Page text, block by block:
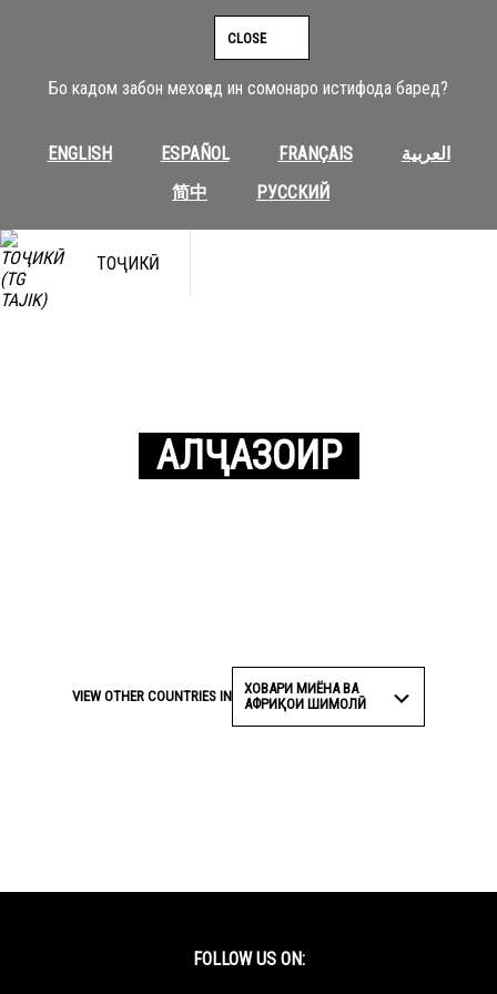
Бо кадом забон мехоҳед ин сомонаро истифода баред?
ENGLISH ESPAÑOL FRANÇAIS
العربية
简中
РУССКИЙ
CLOSE
ТОҶИКӢ
АЛҶАЗОИР
VIEW OTHER COUNTRIES IN
ХОВАРИ МИЁНА ВА
АФРИҚОИ ШИМОЛӢ
FOLLOW US ON: